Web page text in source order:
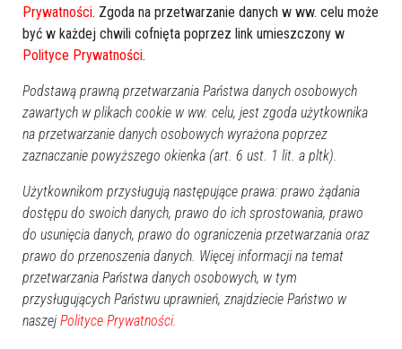
2021-07-14 22:45
Poprzednia
Prywatności. Zgoda na przetwarzanie danych w ww. celu może
być w każdej chwili cofnięta poprzez link umieszczony w
Polityce Prywatności.
Podstawą prawną przetwarzania Państwa danych osobowych
zawartych w plikach cookie w ww. celu, jest zgoda użytkownika
na przetwarzanie danych osobowych wyrażona poprzez
zaznaczanie powyższego okienka (art. 6 ust. 1 lit. a pltk).
Użytkownikom przysługują następujące prawa: prawo żądania
dostępu do swoich danych, prawo do ich sprostowania, prawo
do usunięcia danych, prawo do ograniczenia przetwarzania oraz
prawo do przenoszenia danych. Więcej informacji na temat
przetwarzania Państwa danych osobowych, w tym
przysługujących Państwu uprawnień, znajdziecie Państwo w
naszej Polityce Prywatności.